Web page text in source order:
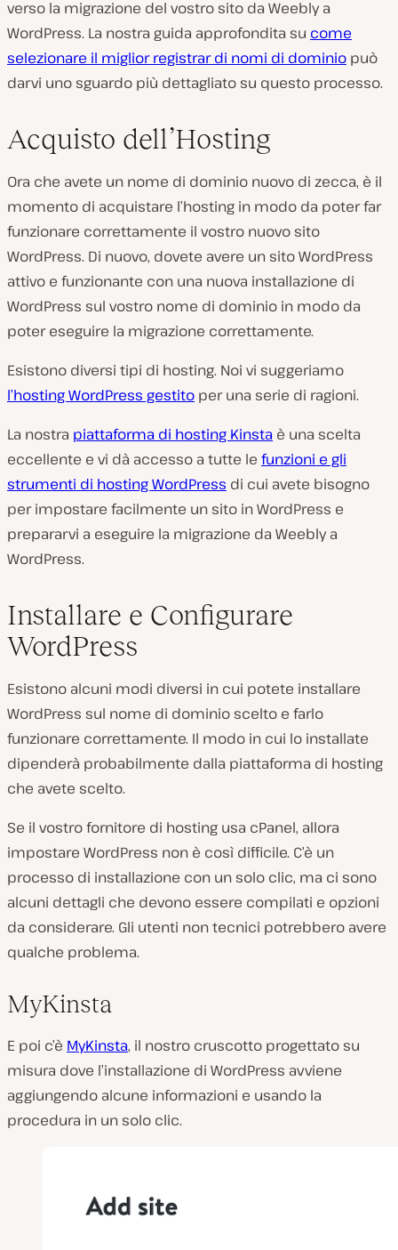
verso la migrazione del vostro sito da Weebly a
WordPress. La nostra guida approfondita su come
selezionare il miglior registrar di nomi di dominio può
darvi uno sguardo più dettagliato su questo processo.
Acquisto dell’Hosting
Ora che avete un nome di dominio nuovo di zecca, è il
momento di acquistare l’hosting in modo da poter far
funzionare correttamente il vostro nuovo sito
WordPress. Di nuovo, dovete avere un sito WordPress
attivo e funzionante con una nuova installazione di
WordPress sul vostro nome di dominio in modo da
poter eseguire la migrazione correttamente.
Esistono diversi tipi di hosting. Noi vi suggeriamo
l’hosting WordPress gestito per una serie di ragioni.
La nostra piattaforma di hosting Kinsta è una scelta
eccellente e vi dà accesso a tutte le funzioni e gli
strumenti di hosting WordPress di cui avete bisogno
per impostare facilmente un sito in WordPress e
prepararvi a eseguire la migrazione da Weebly a
WordPress.
Installare e Configurare
WordPress
Esistono alcuni modi diversi in cui potete installare
WordPress sul nome di dominio scelto e farlo
funzionare correttamente. Il modo in cui lo installate
dipenderà probabilmente dalla piattaforma di hosting
che avete scelto.
Se il vostro fornitore di hosting usa cPanel, allora
impostare WordPress non è così difficile. C’è un
processo di installazione con un solo clic, ma ci sono
alcuni dettagli che devono essere compilati e opzioni
da considerare. Gli utenti non tecnici potrebbero avere
qualche problema.
MyKinsta
E poi c’è MyKinsta, il nostro cruscotto progettato su
misura dove l’installazione di WordPress avviene
aggiungendo alcune informazioni e usando la
procedura in un solo clic.